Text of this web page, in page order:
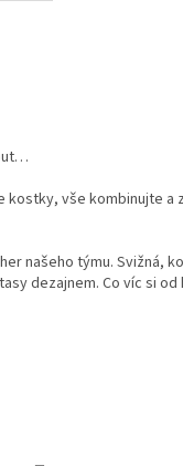
kostky, vše kombinujte a
našeho týmu. Svižná,
dezajnem. Co víc si od